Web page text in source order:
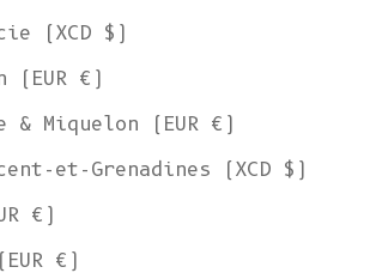
(XCD $)
(EUR €)
Miquelon (EUR €)
et-Grenadines (XCD $)
€)
€)